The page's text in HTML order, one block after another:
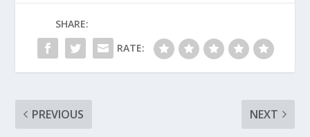
SHARE:
RATE:
PREVIOUS NEXT